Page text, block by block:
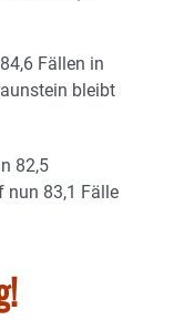
Fällen in
bleibt
82,5
nun 83,1 Fälle